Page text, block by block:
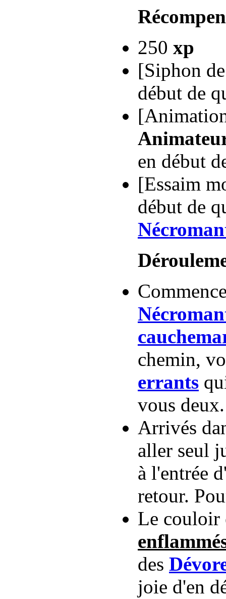
250 xp
[Siphon
début de
en début
[Essaim
début de
chemin,
errants
vous deux.
Arrivés
aller seul
à l'entrée
retour.
Le couloir
des
joie d'en